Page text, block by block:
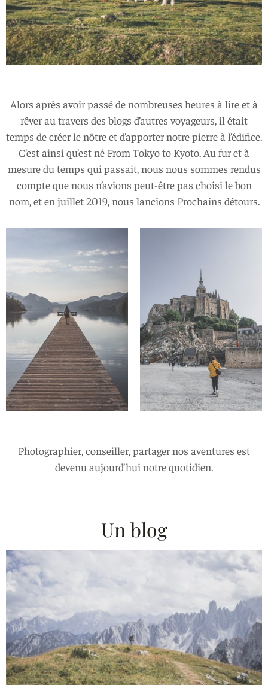
Alors après avoir passé de nombreuses heures à lire et à
rêver au travers des blogs d’autres voyageurs, il était
temps de créer le nôtre et d’apporter notre pierre à l’édifice.
C’est ainsi qu’est né From Tokyo to Kyoto. Au fur et à
mesure du temps qui passait, nous nous sommes rendus
compte que nous n’avions peut-être pas choisi le bon
nom, et en juillet 2019, nous lancions Prochains détours.
Photographier, conseiller, partager nos aventures est
devenu aujourd’hui notre quotidien.
Un blog